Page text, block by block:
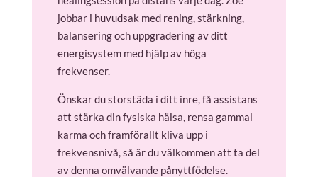
jobbar i huvudsak med rening, stärkning,
balansering och uppgradering av ditt
energisystem med hjälp av höga
frekvenser.
Önskar du storstäda i ditt inre, få assistans
att stärka din fysiska hälsa, rensa gammal
karma och framförallt kliva upp i
frekvensnivå, så är du välkommen att ta del
av denna omvälvande pånyttfödelse.